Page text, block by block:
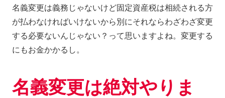
名義変更は義務じゃないけど固定資産税は相続される方
が払わなければいけないから別にそれならわざわざ変更
する必要ないんじゃない？って思いますよね。変更する
にもお金かかるし。
名義変更は絶対やりま